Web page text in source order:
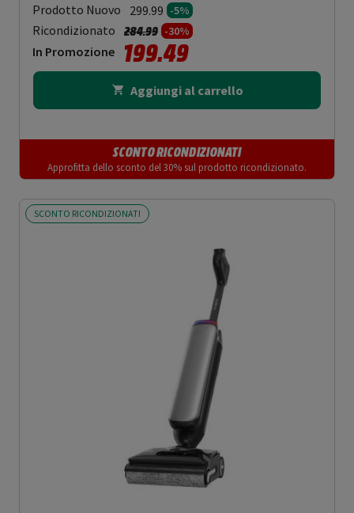
Prodotto Nuovo 299.99 -5%
Ricondizionato Prezzo ridotto da
284.99a-30%
In Promozione 199.49
Aggiungi al carrello
SCONTO RICONDIZIONATI
Approfitta dello sconto del 30% sul prodotto ricondizionato.
SCONTO RICONDIZIONATI